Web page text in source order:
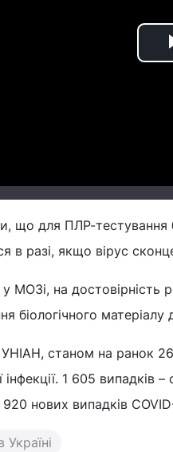
що для ПЛР-тестування
в разі, якщо вірус
МОЗі, на достовірність
біологічного матеріалу
станом на ранок 26
інфекції. 1 605
нових випадків
Україні